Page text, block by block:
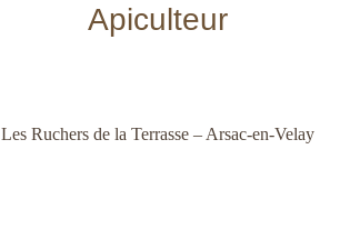
Apiculteur
Les Ruchers de la Terrasse – Arsac-en-Velay